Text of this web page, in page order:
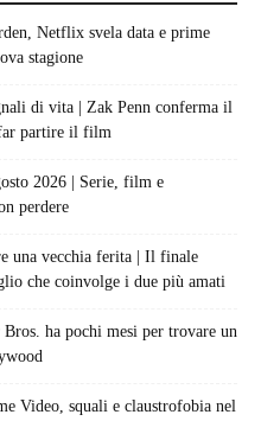
Netflix svela data e prime
stagione
di vita | Zak Penn conferma il
far partire il film
2026 | Serie, film e
perdere
una vecchia ferita | Il finale
che coinvolge i due più amati
ha pochi mesi per trovare un
Video, squali e claustrofobia nel